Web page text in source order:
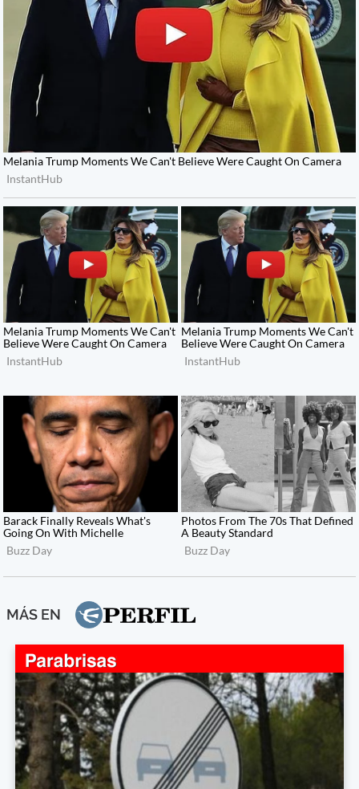
MÁS EN